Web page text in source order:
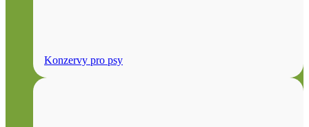
Konzervy pro psy